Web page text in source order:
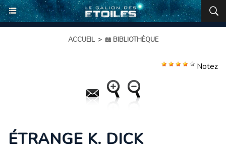
ACCUEIL > 📖 BIBLIOTHÈQUE
Notez
ÉTRANGE K. DICK